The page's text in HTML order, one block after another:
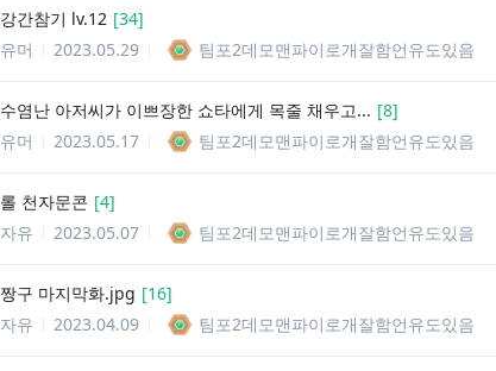
강간참기 lv.12 [34]
유머
2023.05.29 팀포2데모맨파이로개잘함언유도있음
수염난 아저씨가 이쁘장한 쇼타에게 목줄 채우고... [8]
유머
2023.05.17 팀포2데모맨파이로개잘함언유도있음
롤 천자문콘 [4]
자유
2023.05.07 팀포2데모맨파이로개잘함언유도있음
짱구 마지막화.jpg [16]
자유
2023.04.09 팀포2데모맨파이로개잘함언유도있음